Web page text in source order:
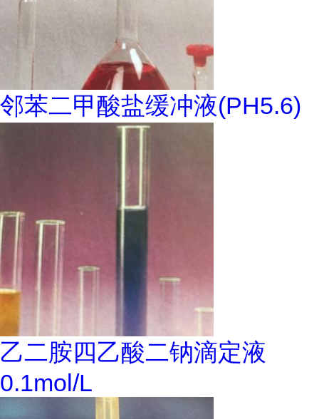
邻苯二甲酸盐缓冲液(PH5.6)
乙二胺四乙酸二钠滴定液
0.1mol/L